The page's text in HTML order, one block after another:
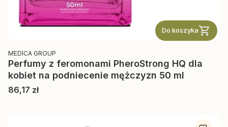
Do koszyka
PRODUCENT
MEDICA GROUP
Perfumy z feromonami PheroStrong HQ dla
kobiet na podniecenie mężczyzn 50 ml
Cena
86,17 zł